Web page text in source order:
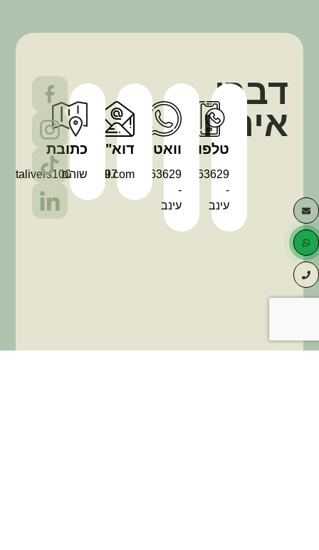
דברו
איתנו
טלפון
0506763629
-
עינב
וואטסאפ
-
עינב
דוא"ל
talivers100@gmail.com
כתובת
שוהם